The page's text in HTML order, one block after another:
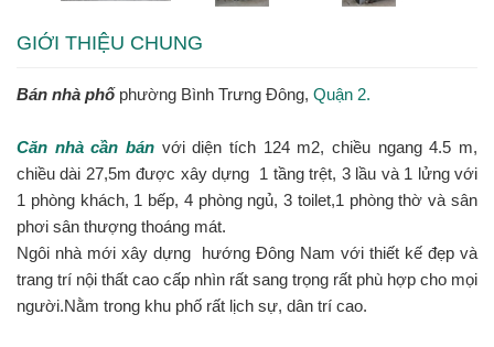
GIỚI THIỆU CHUNG
Bán nhà phố phường Bình Trưng Đông, Quận 2.
Căn nhà cần bán với diện tích 124 m2, chiều ngang 4.5 m,
chiều dài 27,5m được xây dựng 1 tầng trệt, 3 lầu và 1 lửng với
1 phòng khách, 1 bếp, 4 phòng ngủ, 3 toilet,1 phòng thờ và sân
phơi sân thượng thoáng mát.
Ngôi nhà mới xây dựng hướng Đông Nam với thiết kế đẹp và
trang trí nội thất cao cấp nhìn rất sang trọng rất phù hợp cho mọi
người.Nằm trong khu phố rất lịch sự, dân trí cao.